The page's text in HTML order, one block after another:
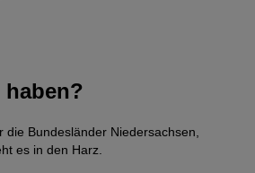
haben?
Bundesländer Niedersachsen,
es in den Harz.